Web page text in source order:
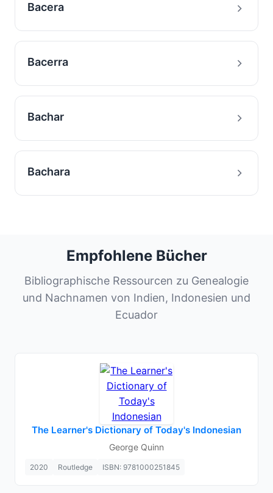
Bacera
Bacerra
Bachar
Bachara
Empfohlene Bücher
Bibliographische Ressourcen zu Genealogie
und Nachnamen von Indien, Indonesien und
Ecuador
The Learner's Dictionary of Today's Indonesian
George Quinn
2020 Routledge ISBN: 9781000251845